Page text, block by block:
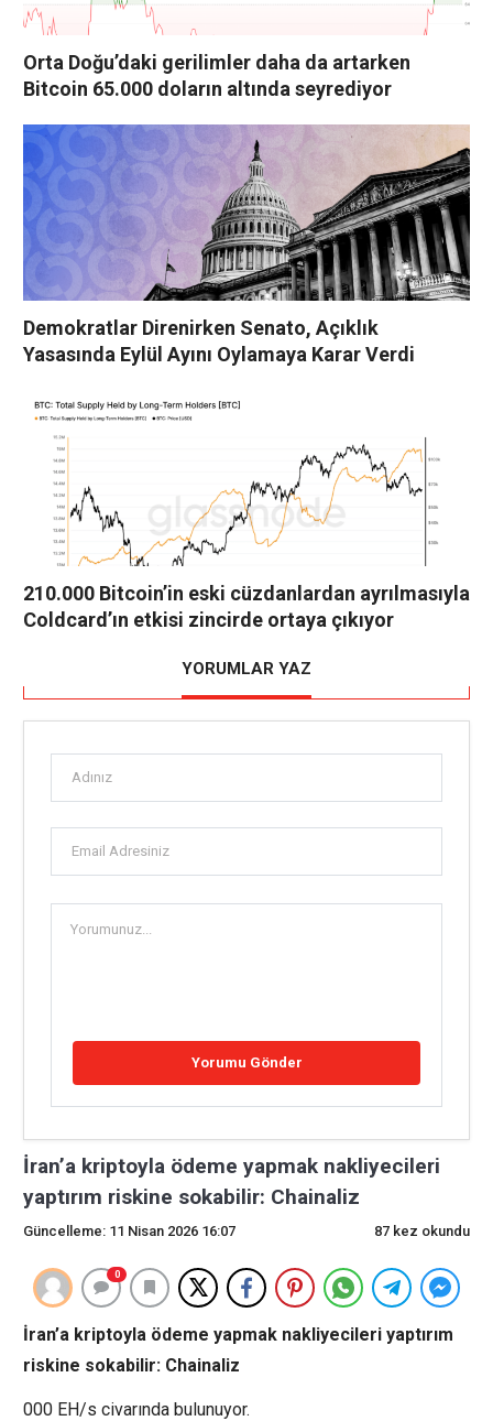
Orta Doğu’daki gerilimler daha da artarken
Bitcoin 65.000 doların altında seyrediyor
Demokratlar Direnirken Senato, Açıklık
Yasasında Eylül Ayını Oylamaya Karar Verdi
210.000 Bitcoin’in eski cüzdanlardan ayrılmasıyla
Coldcard’ın etkisi zincirde ortaya çıkıyor
YORUMLAR YAZ
İran’a kriptoyla ödeme yapmak nakliyecileri
yaptırım riskine sokabilir: Chainaliz
Güncelleme: 11 Nisan 2026 16:07 87 kez okundu
0
İran’a kriptoyla ödeme yapmak nakliyecileri yaptırım
riskine sokabilir: Chainaliz
000 EH/s civarında bulunuyor.